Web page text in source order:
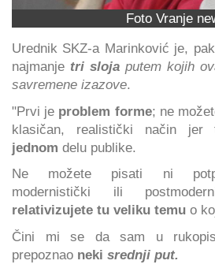
Foto Vranje
Urednik SKZ-a Marinković je,
najmanje tri sloja putem kojih
savremene izazove.
"Prvi je problem forme; ne
klasičan, realistički način
jednom delu publike.
Ne možete pisati ni
modernistički ili
relativizujete tu veliku temu o
Čini mi se da sam u
prepoznao neki srednji put.